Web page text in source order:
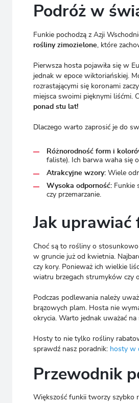
Podróż w
Funkie pochodzą z Azji
rośliny zimozielone , które
Pierwsza hosta pojawiła się w
jednak w epoce wiktoriańskiej.
rozrastającymi się koronami
miejsca swoimi pięknymi liśćmi.
ponad stu lat!
Dlaczego warto zaprosić je do
Różnorodność form i
faliste). Ich barwa waha się
Atrakcyjne wzory:Wiele
Wysoka odporność:Funkie
czy przemarzanie.
Jak uprawiać
Choć są to rośliny o
w gruncie już od kwietnia.
czy kory. Ponieważ ich wielkie
wiatru brzegach strumyków czy
Podczas podlewania należy
brązowych plam. Hosta nie
okrycia. Warto jednak uważać
Hosty to nie tylko rośliny
sprawdź nasz poradnik: hosty w
Przewodnik
Większość funkii tworzy szybko